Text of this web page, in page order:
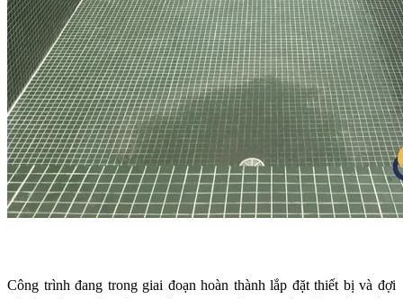
Công trình đang trong giai đoạn hoàn thành lắp đặt thiết bị và đợi